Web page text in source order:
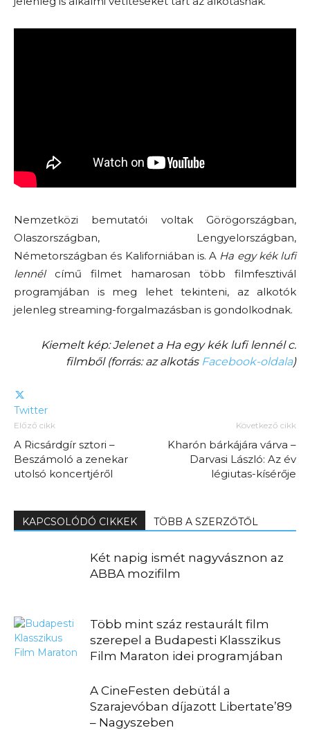
Nemzetközi bemutatói voltak Görögországban,
Olaszországban, Lengyelországban,
Németországban és Kaliforniában is. A Ha egy kék lufi
lennélcímű filmet hamarosan több filmfesztivál
programjában is meg lehet tekinteni, az alkotók
jelenleg streaming-forgalmazásban is gondolkodnak.
Kiemelt kép: Jelenet a Ha egy kék lufi lennél c.
filmből (forrás: az alkotás Facebook-oldala)
Twitter
Előző cikk
A Ricsárdgír sztori –
Beszámoló a zenekar
utolsó koncertjéről
Következő cikk
Kharón bárkájára várva –
Darvasi László: Az év
légiutas-kísérője
KAPCSOLÓDÓ CIKKEK TÖBB A SZERZŐTŐL
Két napig ismét nagyvásznon az
ABBA mozifilm
Több mint száz restaurált film
szerepel a Budapesti Klasszikus
Film Maraton idei programjában
A CineFesten debütál a
Szarajevóban díjazott Libertate’89
– Nagyszeben